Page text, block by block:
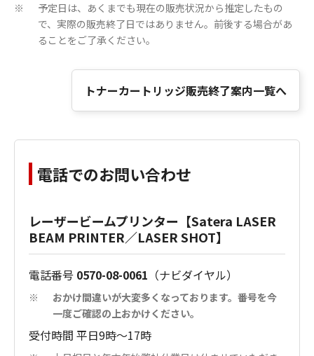
※
予定日は、あくまでも現在の販売状況から推定したもの
で、実際の販売終了日ではありません。前後する場合があ
ることをご了承ください。
トナーカートリッジ販売終了案内一覧へ
電話でのお問い合わせ
レーザービームプリンター【Satera LASER
BEAM PRINTER／LASER SHOT】
電話番号 0570-08-0061 （ナビダイヤル）
※
おかけ間違いが大変多くなっております。番号を今
一度ご確認の上おかけください。
受付時間 平日9時～17時